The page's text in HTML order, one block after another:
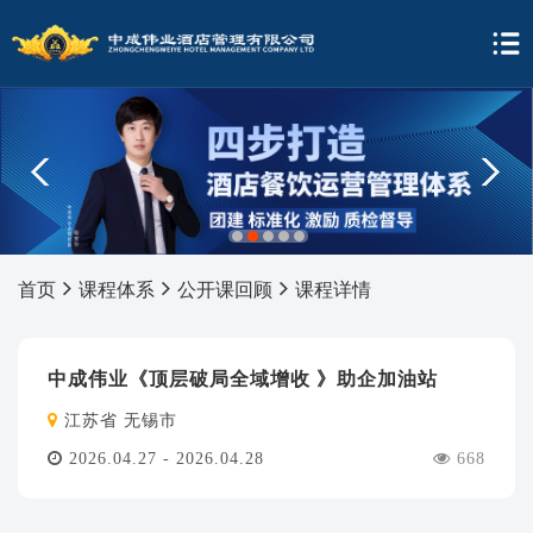
1 2 3 4 5
首页
课程体系 公开课回顾 课程详情
中成伟业《顶层破局全域增收 》助企加油站
江苏省 无锡市
2026.04.27 - 2026.04.28 668